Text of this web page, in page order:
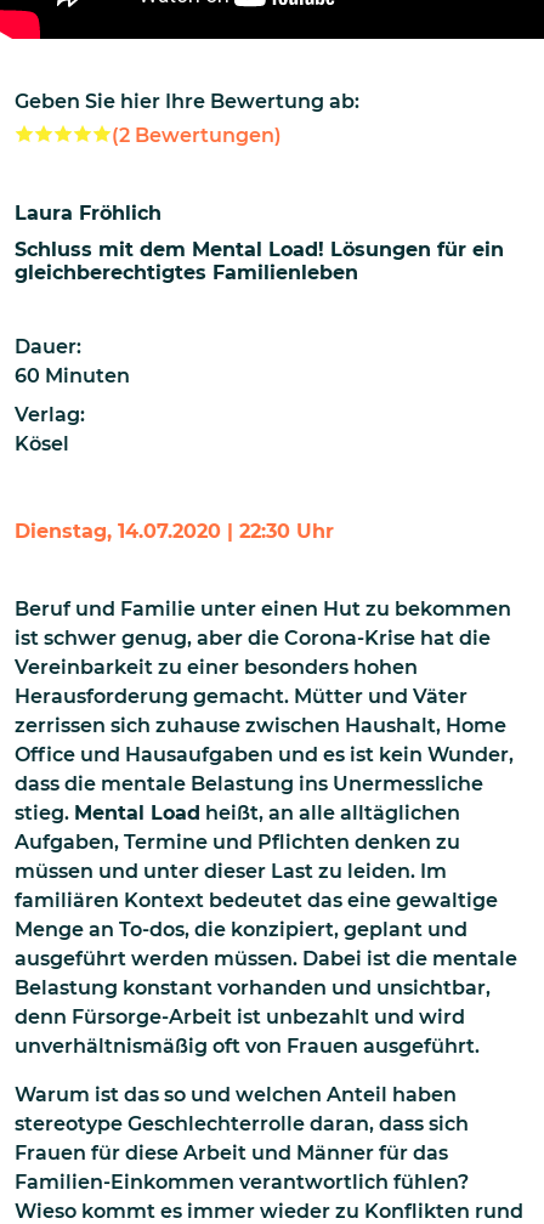
Geben Sie hier Ihre Bewertung ab:
(2 Bewertungen)
Laura Fröhlich
Schluss mit dem Mental Load! Lösungen für ein
gleichberechtigtes Familienleben
Dauer:
60 Minuten
Verlag:
Kösel
Dienstag, 14.07.2020 | 22:30 Uhr
Beruf und Familie unter einen Hut zu bekommen
ist schwer genug, aber die Corona-Krise hat die
Vereinbarkeit zu einer besonders hohen
Herausforderung gemacht. Mütter und Väter
zerrissen sich zuhause zwischen Haushalt, Home
Office und Hausaufgaben und es ist kein Wunder,
dass die mentale Belastung ins Unermessliche
stieg. Mental Load heißt, an alle alltäglichen
Aufgaben, Termine und Pflichten denken zu
müssen und unter dieser Last zu leiden. Im
familiären Kontext bedeutet das eine gewaltige
Menge an To-dos, die konzipiert, geplant und
ausgeführt werden müssen. Dabei ist die mentale
Belastung konstant vorhanden und unsichtbar,
denn Fürsorge-Arbeit ist unbezahlt und wird
unverhältnismäßig oft von Frauen ausgeführt.
Warum ist das so und welchen Anteil haben
stereotype Geschlechterrolle daran, dass sich
Frauen für diese Arbeit und Männer für das
Familien-Einkommen verantwortlich fühlen?
Wieso kommt es immer wieder zu Konflikten rund